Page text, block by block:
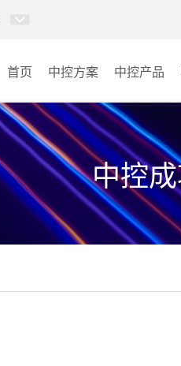
首页 中控方案 中控产品
MINICC云
AI智慧物联
AI智慧云控
中控